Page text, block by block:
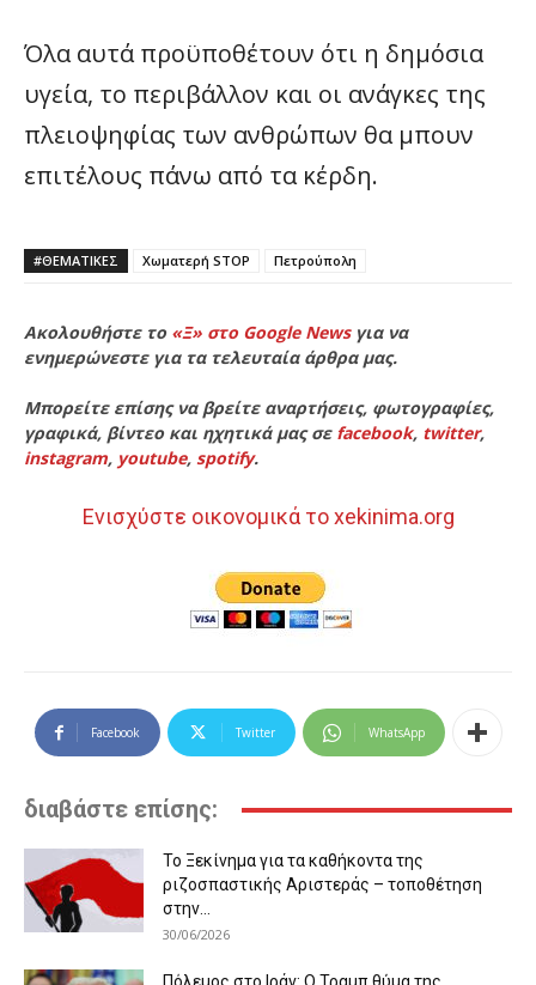
Όλα αυτά προϋποθέτουν ότι η δημόσια
υγεία, το περιβάλλον και οι ανάγκες της
πλειοψηφίας των ανθρώπων θα μπουν
επιτέλους πάνω από τα κέρδη.
#ΘΕΜΑΤΙΚΈΣ Χωματερή STOP Πετρούπολη
Ακολουθήστε το «Ξ» στο Google Newsγια να
ενημερώνεστε για τα τελευταία άρθρα μας.
Μπορείτε επίσης να βρείτε αναρτήσεις, φωτογραφίες,
γραφικά, βίντεο και ηχητικά μας σε facebook, twitter,
instagram, youtube, spotify.
Ενισχύστε οικονομικά το xekinima.org
Facebook Twitter WhatsApp
διαβάστε επίσης:
Το Ξεκίνημα για τα καθήκοντα της
ριζοσπαστικής Αριστεράς – τοποθέτηση
στην...
30/06/2026